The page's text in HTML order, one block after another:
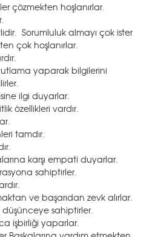
çözmekten hoşlanırlar.
Sorumluluk almayı çok ister
çok hoşlanırlar.
yaparak bilgilerini
ilgi duyarlar.
özellikleri vardır.
tamdır.
karşı empati duyarlar.
sahiptirler.
ve başarıdan zevk alırlar.
sahiptirler.
işbirliği yaparlar.